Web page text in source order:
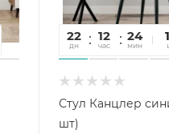
22
дн
12
час
24
мин
Стул Канцлер
шт)